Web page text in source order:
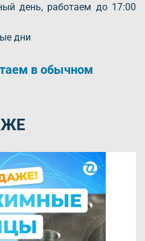
день, работаем до 17:00
дни
в обычном